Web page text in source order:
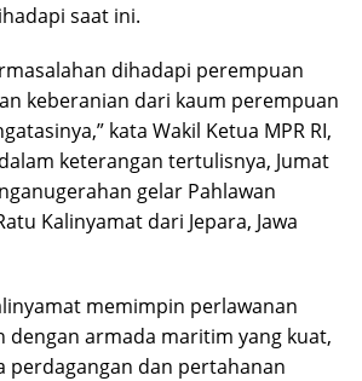
saat ini.
dihadapi perempuan
keberanian dari kaum perempuan
kata Wakil Ketua MPR RI,
keterangan tertulisnya, Jumat
gelar Pahlawan
Kalinyamat dari Jepara, Jawa
memimpin perlawanan
dengan armada maritim yang kuat,
perdagangan dan pertahanan